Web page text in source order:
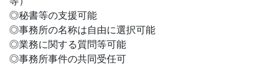
◎秘書等の支援可能
◎事務所の名称は自由に選択可能
◎業務に関する質問等可能
◎事務所事件の共同受任可